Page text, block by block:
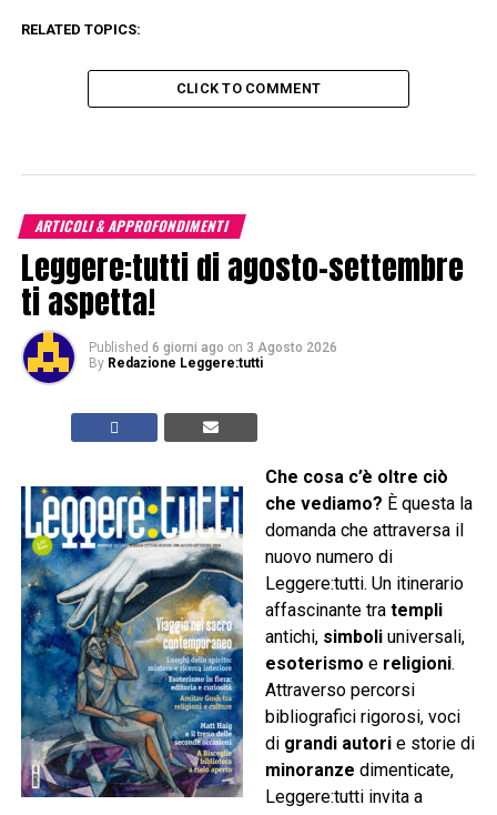
RELATED TOPICS:
CLICK TO COMMENT
ARTICOLI & APPROFONDIMENTI
Leggere:tutti di agosto-settembre
ti aspetta!
Published 6 giorni ago on 3 Agosto 2026
By Redazione Leggere:tutti
Che cosa c’è oltre ciò
che vediamo? È questa la
domanda che attraversa il
nuovo numero di
Leggere:tutti. Un itinerario
affascinante tra templi
antichi, simboliuniversali,
esoterismo e religioni.
Attraverso percorsi
bibliografici rigorosi, voci
di grandi autorie storie di
minoranze dimenticate,
Leggere:tutti invita a